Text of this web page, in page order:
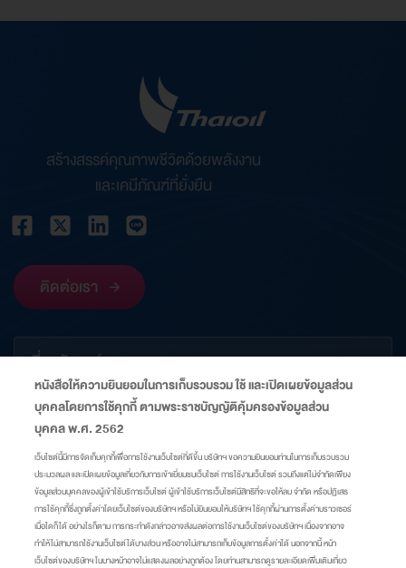
สร้างสรรค์คุณภาพชีวิตด้วยพลังงาน
และเคมีภัณฑ์ที่ยั่งยืน
ติดต่อเรา
เกี่ยวกับองค์กร
ข้อมูลที่เกี่ยวข้อง
ลิงก์
แผนผังเว็บไซต์ศูนย์ความเป็นส่วนตัวนโยบายคุกกี้มาตรการแจ้งเตือน
หนังสือให้ความยินยอมในการเก็บรวบรวม ใช้ และเปิดเผยข้อมูลส่วน
บุคคลโดยการใช้คุกกี้ ตามพระราชบัญญัติคุ้มครองข้อมูลส่วน
บุคคล พ.ศ. 2562
เว็บไซต์นี้มีการจัดเก็บคุกกี้เพื่อการใช้งานเว็บไซต์ที่ดีขึ้น บริษัทฯ ขอความยินยอมท่านในการเก็บรวบรวม
ประมวลผล และเปิดเผยข้อมูลเกี่ยวกับการเข้าเยี่ยมชมเว็บไซต์ การใช้งานเว็บไซต์ รวมถึงแต่ไม่จำกัดเพียง
ข้อมูลส่วนบุคคลของผู้เข้าใช้บริการเว็บไซต์ ผู้เข้าใช้บริการเว็บไซต์มีสิทธิที่จะขอให้ลบ จำกัด หรือปฏิเสธ
การใช้คุกกี้ซึ่งถูกตั้งค่าโดยเว็บไซต์ของบริษัทฯ หรือไม่ยินยอมให้บริษัทฯ ใช้คุกกี้ผ่านการตั้งค่าบราวเซอร์
เมื่อใดก็ได้ อย่างไรก็ตาม การกระทำดังกล่าวอาจส่งผลต่อการใช้งานเว็บไซต์ของบริษัทฯ เนื่องจากอาจ
ทำให้ไม่สามารถใช้งานเว็บไซต์ได้บางส่วน หรืออาจไม่สามารถเก็บข้อมูลการตั้งค่าได้ นอกจากนี้ หน้า
เว็บไซต์ของบริษัทฯ ในบางหน้าอาจไม่แสดงผลอย่างถูกต้อง โดยท่านสามารถดูรายละเอียดเพิ่มเติมเกี่ยว